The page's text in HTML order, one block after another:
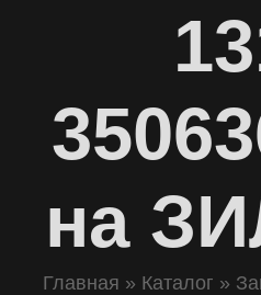
на
Главная » Каталог »